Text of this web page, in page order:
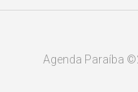
Agenda Paraíba